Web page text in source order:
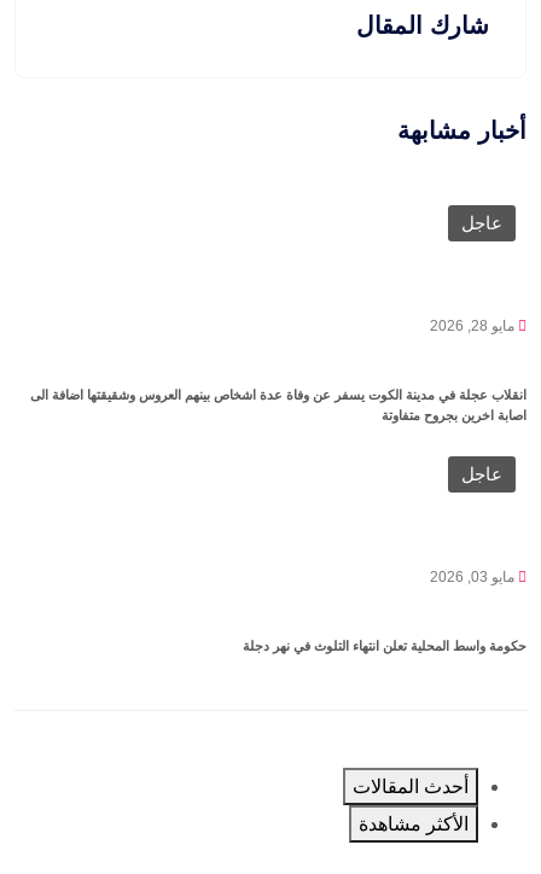
شارك المقال
أخبار مشابهة
عاجل
مايو 28, 2026
انقلاب عجلة في مدينة الكوت يسفر عن وفاة عدة اشخاص بينهم العروس وشقيقتها اضافة الى
اصابة اخرين بجروح متفاوتة
عاجل
مايو 03, 2026
حكومة واسط المحلية تعلن انتهاء التلوث في نهر دجلة
أحدث المقالات
الأكثر مشاهدة